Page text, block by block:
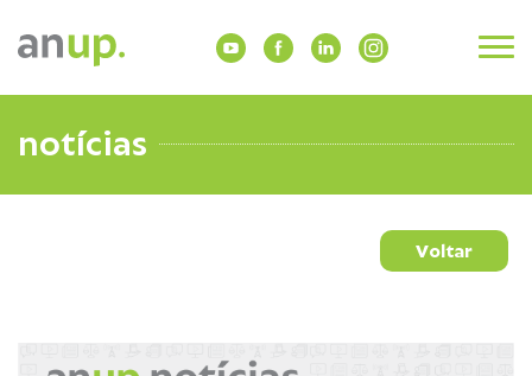
notícias
Voltar